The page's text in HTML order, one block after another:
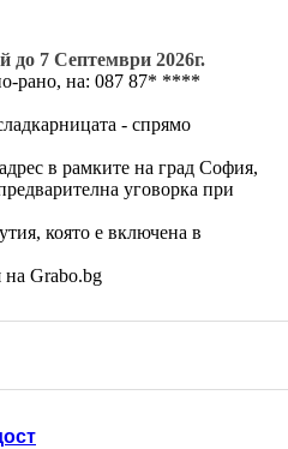
до 7 Септември 2026г.
рано, на: 087 87* ****
- спрямо
в рамките на град София,
уговорка при
която е включена в
на Grabo.bg